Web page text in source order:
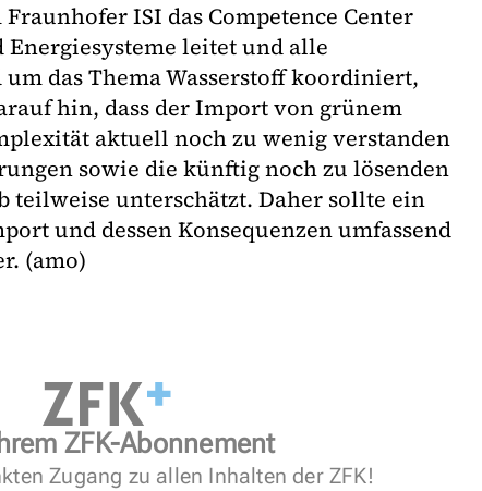
ISI das Competence Center
leitet und alle
das Thema Wasserstoff koordiniert,
hin, dass der Import von grünem
aktuell noch zu wenig verstanden
sowie die künftig noch zu lösenden
teilweise unterschätzt. Daher sollte ein
und dessen Konsequenzen umfassend
(amo)
ZFK-Abonnement
Zugang zu allen Inhalten der ZFK!